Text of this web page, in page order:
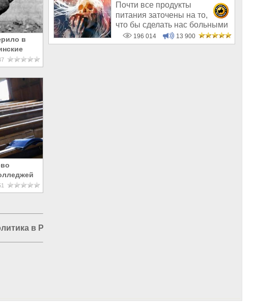
в
в России
Почти все продукты
питания заточены на то,
что бы сделать нас больными
и бесплодным
196 014 13 900